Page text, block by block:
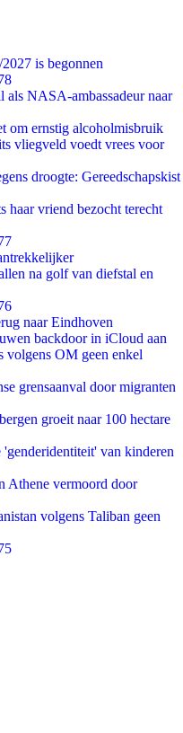
is begonnen
NASA-ambassadeur naar
om ernstig alcoholmisbruik
vliegveld voedt vrees voor
droogte: Gereedschapskist
haar vriend bezocht terecht
na golf van diefstal en
naar Eindhoven
backdoor in iCloud aan
volgens OM geen enkel
grensaanval door migranten
groeit naar 100 hectare
van kinderen
Athene vermoord door
volgens Taliban geen